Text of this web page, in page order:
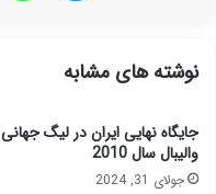
نوشته های مشابه
جایگاه نهایی ایران در لیگ جهانی
والیبال سال 2010
جولای 31, 2024